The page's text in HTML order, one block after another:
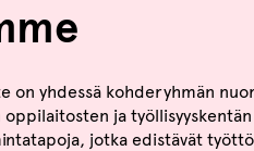
on yhdessä kohderyhmän
ja
jotka edistävät